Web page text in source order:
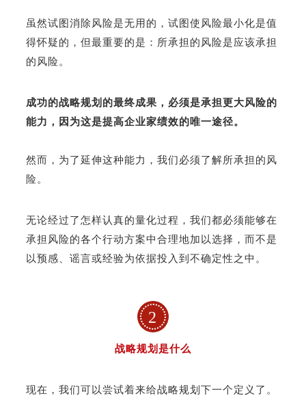
虽然试图消除风险是无用的，试图使风险最小化是值
得怀疑的，但最重要的是：所承担的风险是应该承担
的风险。
成功的战略规划的最终成果，必须是承担更大风险的
能力，因为这是提高企业家绩效的唯一途径。
然而，为了延伸这种能力，我们必须了解所承担的风
险。
无论经过了怎样认真的量化过程，我们都必须能够在
承担风险的各个行动方案中合理地加以选择，而不是
以预感、谣言或经验为依据投入到不确定性之中。
2
战略规划是什么
现在，我们可以尝试着来给战略规划下一个定义了。